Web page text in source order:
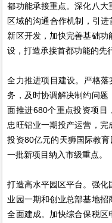
都功能承接重点。深化八大
区域的沟通合作机制，引
新区开发，加快完善基础
设，打造承接首都功能的先
全力推进项目建设。严格落
务，及时协调解决制约问
面推进680个重点投资项目
忠旺铝业一期投产运营，
投资80亿元的天狮国际教
一批新项目纳入市级重点。
打造高水平园区平台。强
业园一期和创业总部基地招
全面建成。加快综合保税区